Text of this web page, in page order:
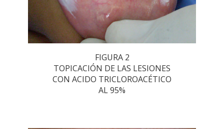
FIGURA 2
TOPICACIÓN DE LAS LESIONES
CON ACIDO TRICLOROACÉTICO
AL 95%